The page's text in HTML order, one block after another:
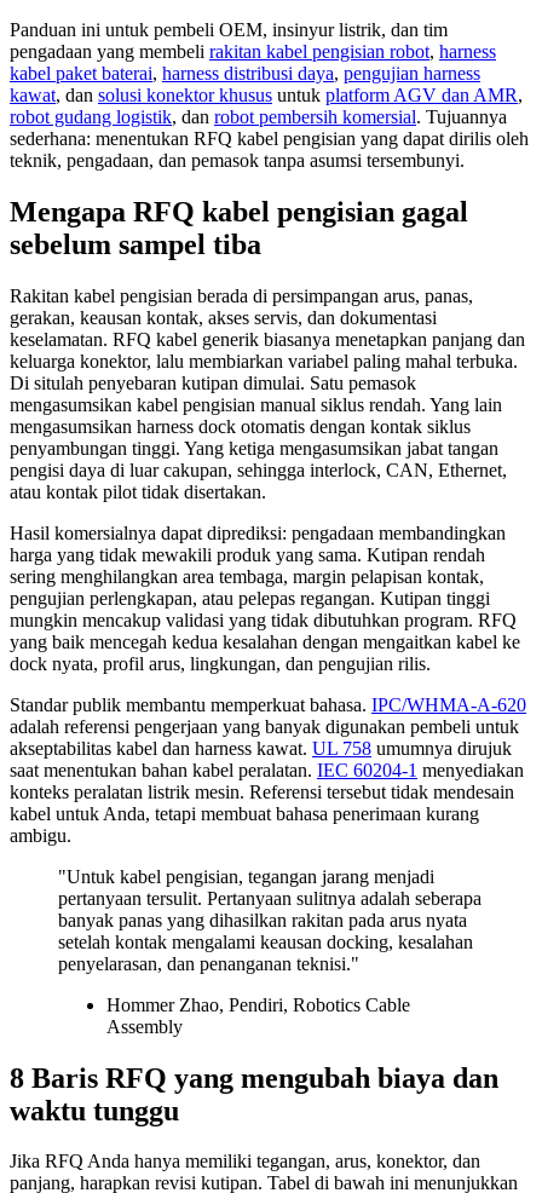
Panduan ini untuk pembeli OEM, insinyur listrik, dan tim
pengadaan yang membeli rakitan kabel pengisian robot, harness
kabel paket baterai, harness distribusi daya, pengujian harness
kawat, dan solusi konektor khusus untuk platform AGV dan AMR,
robot gudang logistik, dan robot pembersih komersial. Tujuannya
sederhana: menentukan RFQ kabel pengisian yang dapat dirilis oleh
teknik, pengadaan, dan pemasok tanpa asumsi tersembunyi.
Mengapa RFQ kabel pengisian gagal
sebelum sampel tiba
Rakitan kabel pengisian berada di persimpangan arus, panas,
gerakan, keausan kontak, akses servis, dan dokumentasi
keselamatan. RFQ kabel generik biasanya menetapkan panjang dan
keluarga konektor, lalu membiarkan variabel paling mahal terbuka.
Di situlah penyebaran kutipan dimulai. Satu pemasok
mengasumsikan kabel pengisian manual siklus rendah. Yang lain
mengasumsikan harness dock otomatis dengan kontak siklus
penyambungan tinggi. Yang ketiga mengasumsikan jabat tangan
pengisi daya di luar cakupan, sehingga interlock, CAN, Ethernet,
atau kontak pilot tidak disertakan.
Hasil komersialnya dapat diprediksi: pengadaan membandingkan
harga yang tidak mewakili produk yang sama. Kutipan rendah
sering menghilangkan area tembaga, margin pelapisan kontak,
pengujian perlengkapan, atau pelepas regangan. Kutipan tinggi
mungkin mencakup validasi yang tidak dibutuhkan program. RFQ
yang baik mencegah kedua kesalahan dengan mengaitkan kabel ke
dock nyata, profil arus, lingkungan, dan pengujian rilis.
Standar publik membantu memperkuat bahasa. IPC/WHMA-A-620
adalah referensi pengerjaan yang banyak digunakan pembeli untuk
akseptabilitas kabel dan harness kawat. UL 758 umumnya dirujuk
saat menentukan bahan kabel peralatan. IEC 60204-1 menyediakan
konteks peralatan listrik mesin. Referensi tersebut tidak mendesain
kabel untuk Anda, tetapi membuat bahasa penerimaan kurang
ambigu.
"Untuk kabel pengisian, tegangan jarang menjadi
pertanyaan tersulit. Pertanyaan sulitnya adalah seberapa
banyak panas yang dihasilkan rakitan pada arus nyata
setelah kontak mengalami keausan docking, kesalahan
penyelarasan, dan penanganan teknisi."
Hommer Zhao, Pendiri, Robotics Cable
Assembly
8 Baris RFQ yang mengubah biaya dan
waktu tunggu
Jika RFQ Anda hanya memiliki tegangan, arus, konektor, dan
panjang, harapkan revisi kutipan. Tabel di bawah ini menunjukkan